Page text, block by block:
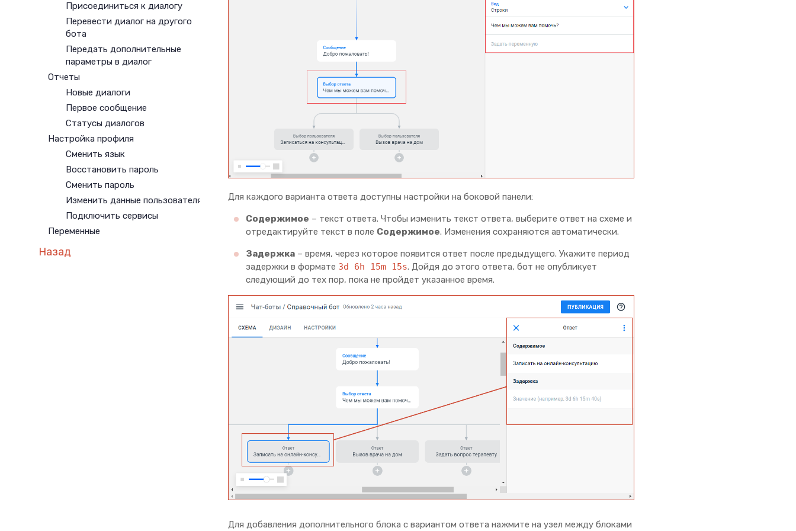
Присоединиться к диалогу
Перевести диалог на другого
бота
Передать дополнительные
параметры в диалог
Отчеты
Новые диалоги
Первое сообщение
Статусы диалогов
Настройка профиля
Сменить язык
Восстановить пароль
Сменить пароль
Изменить данные пользователя
Подключить сервисы
Переменные
Назад
Для каждого варианта ответа доступны настройки на боковой панели:
Содержимое – текст ответа. Чтобы изменить текст ответа, выберите ответ на схеме и
отредактируйте текст в поле Содержимое. Изменения сохраняются автоматически.
Задержка – время, через которое появится ответ после предыдущего. Укажите период
задержки в формате 3d 6h 15m 15s. Дойдя до этого ответа, бот не опубликует
следующий до тех пор, пока не пройдет указанное время.
Для добавления дополнительного блока с вариантом ответа нажмите на узел между блоками